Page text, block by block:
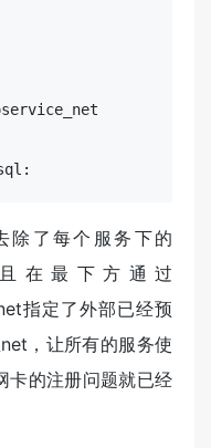
除了每个服务下的
在最下方通过
指定了外部已经预
，让所有的服务使
卡的注册问题就已经